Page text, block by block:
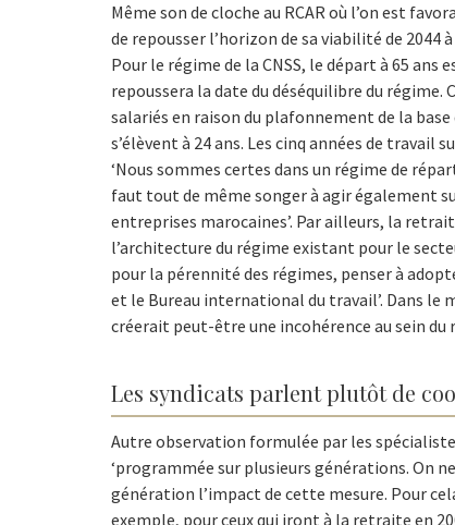
Même son de cloche au RCAR où l’on est
de repousser l’horizon de sa viabilité de 2044 à
Pour le régime de la CNSS, le départ à 65 ans
repoussera la date du déséquilibre du régime.
salariés en raison du plafonnement de la
s’élèvent à 24 ans. Les cinq années de
‘Nous sommes certes dans un régime de
faut tout de même songer à agir également
entreprises marocaines’. Par ailleurs, la
l’architecture du régime existant pour le
pour la pérennité des régimes, penser à
et le Bureau international du travail’. Dans le
créerait peut-être une incohérence au sein du
Les syndicats parlent plutôt de
Autre observation formulée par les
‘programmée sur plusieurs générations. On
génération l’impact de cette mesure. Pour
exemple, pour ceux qui iront à la retraite en